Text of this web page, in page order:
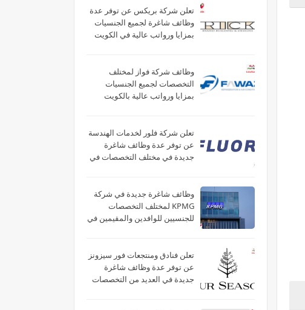
تعلن شركة بريكس عن توفر عدة
وظائف شاغرة لجميع الجنسيات
بمزايا ورواتب عالية في الكويت
وظائف شركة فواز لمختلف
التخصصات لجميع الجنسيات
بمزايا ورواتب عالية بالكويت
تعلن شركة فلور لخدمات الهندسة
عن توفر عدة وظائف شاغرة
جديدة في مختلف التخصصات في
وظائف شاغرة جديدة في شركة
‏KPMG لمختلف التخصصات
للجنسيين للوافدين والمقيمين في
تعلن فنادق ومنتجعات فور سيزونز‏
عن توفر عدة وظائف شاغرة
جديدة في العديد من التخصصات